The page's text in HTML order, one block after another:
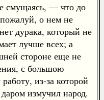
— что до
о нем не
дурака, который не
лучше всех; а
стороне еще не
с большою
из-за которой
измучил народ.